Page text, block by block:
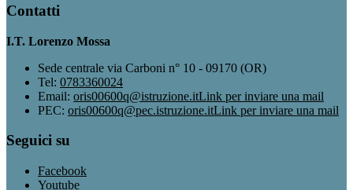
Contatti
I.T. Lorenzo Mossa
Sede centrale via Carboni n° 10 - 09170 (OR)
Tel: 0783360024
Email: oris00600q@istruzione.itLink per inviare una mail
PEC: oris00600q@pec.istruzione.itLink per inviare una mail
Seguici su
Facebook
Youtube